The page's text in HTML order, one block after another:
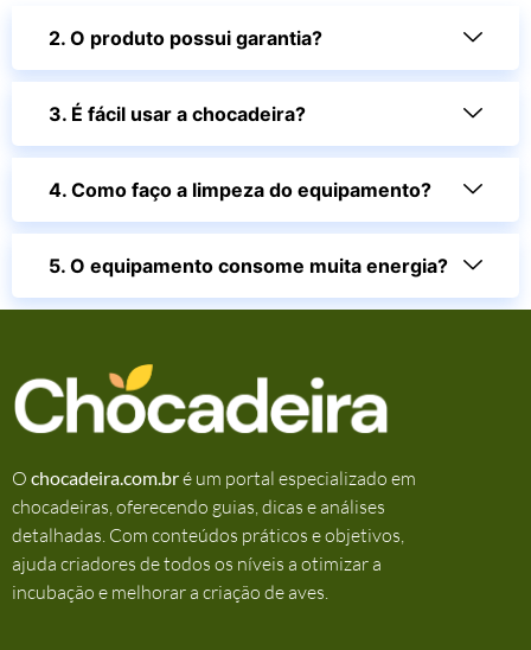
2. O produto possui garantia?
3. É fácil usar a chocadeira?
4. Como faço a limpeza do equipamento?
5. O equipamento consome muita energia?
O chocadeira.com.bré um portal especializado em
chocadeiras, oferecendo guias, dicas e análises
detalhadas. Com conteúdos práticos e objetivos,
ajuda criadores de todos os níveis a otimizar a
incubação e melhorar a criação de aves.